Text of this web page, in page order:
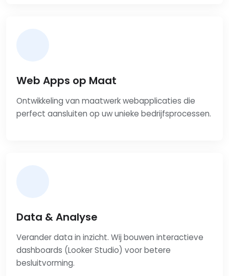
Web Apps op Maat
Ontwikkeling van maatwerk webapplicaties die
perfect aansluiten op uw unieke bedrijfsprocessen.
Data & Analyse
Verander data in inzicht. Wij bouwen interactieve
dashboards (Looker Studio) voor betere
besluitvorming.